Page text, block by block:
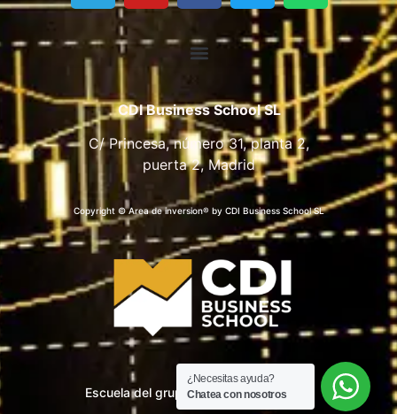
CDI Business School SL
C/ Princesa, número 31, planta 2,
puerta 2, Madrid
Copyright © Area de inversion® by CDI Business School SL
Escuela del grupo CDI Business School
¿Necesitas ayuda?
Chatea con nosotros